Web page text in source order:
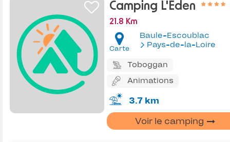
Camping L'Eden
21.8 Km
Carte
Baule-Escoublac
Pays-de-la-Loire
Toboggan
Animations
3.7 km
Voir le camping